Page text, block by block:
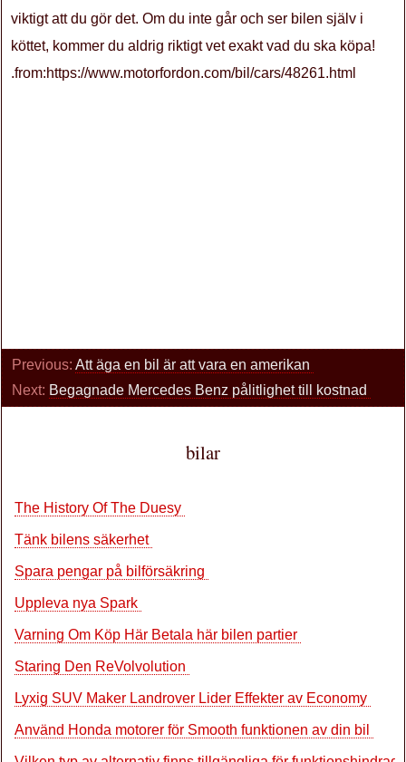
viktigt att du gör det. Om du inte går och ser bilen själv i
köttet, kommer du aldrig riktigt vet exakt vad du ska köpa!
.from:https://www.motorfordon.com/bil/cars/48261.html
Previous: Att äga en bil är att vara en amerikan
Next: Begagnade Mercedes Benz pålitlighet till kostnad
bilar
The History Of The Duesy
Tänk bilens säkerhet
Spara pengar på bilförsäkring
Uppleva nya Spark
Varning Om Köp Här Betala här bilen partier
Staring Den ReVolvolution
Lyxig SUV Maker Landrover Lider Effekter av Economy
Använd Honda motorer för Smooth funktionen av din bil